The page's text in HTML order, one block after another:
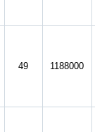
49 1188000